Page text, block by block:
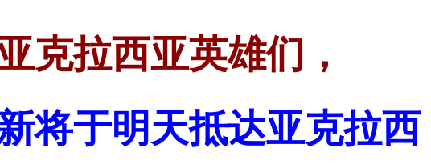
克拉西亚英雄们，
将于明天抵达亚克拉西